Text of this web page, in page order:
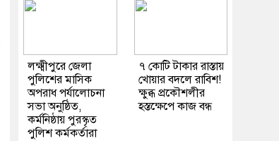
লক্ষ্মীপুরে জেলা
পুলিশের মাসিক
অপরাধ পর্যালোচনা
সভা অনুষ্ঠিত,
কর্মনিষ্ঠায় পুরস্কৃত
পুলিশ কর্মকর্তারা
৭ কোটি টাকার রাস্তায়
খোয়ার বদলে রাবিশ!
ক্ষুব্ধ প্রকৌশলীর
হস্তক্ষেপে কাজ বন্ধ